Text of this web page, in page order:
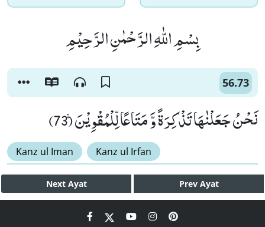
بِسْمِ اللّٰهِ الرَّحْمٰنِ الرَّحِیْمِ
56.73
نَحْنُ جَعَلْنٰهَا تَذْكِرَةً وَّ مَتَاعًا لِّلْمُقْوِیْنَۚ (73)
Kanz ul Iman Kanz ul Irfan
Next Ayat Prev Ayat